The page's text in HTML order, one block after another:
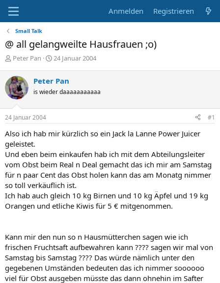
Anmelden Registrieren
Small Talk
@ all gelangweilte Hausfrauen ;o)
E
s
t
e
l
l
e
Peter Pan
E
e
l
m
24 Januar 2004
Peter Pan
is wieder daaaaaaaaaaa
24 Januar 2004 #1
Also ich hab mir kürzlich so ein Jack la Lanne Power Juicer
geleistet.
Und eben beim einkaufen hab ich mit dem Abteilungsleiter
vom Obst beim Real n Deal gemacht das ich mir am Samstag
für n paar Cent das Obst holen kann das am Monatg nimmer
so toll verkäuflich ist.
Ich hab auch gleich 10 kg Birnen und 10 kg Äpfel und 19 kg
Orangen und etliche Kiwis für 5 € mitgenommen.
Kann mir den nun so n Hausmütterchen sagen wie ich
frischen Fruchtsaft aufbewahren kann ???? sagen wir mal von
Samstag bis Samstag ???? Das würde nämlich unter den
gegebenen Umständen bedeuten das ich nimmer soooooo
viel für Obst ausgeben müsste das dann ohnehin im Safter